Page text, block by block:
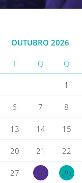
OUTUBRO 2026
T Q Q
1
6 7 8
13 14 15
20 21 22
27 28 29